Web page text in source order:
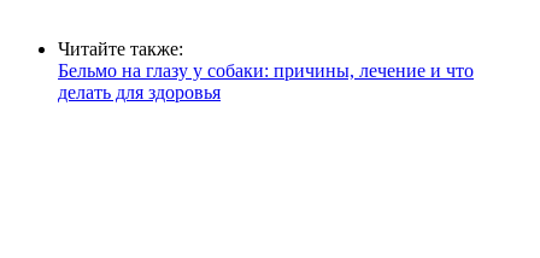
Читайте также:
Бельмо на глазу у собаки: причины, лечение и что
делать для здоровья